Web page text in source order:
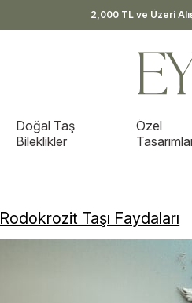
2,000 TL ve Üzeri
Doğal Taş
Bileklikler
Özel
Rodokrozit Taşı Faydaları